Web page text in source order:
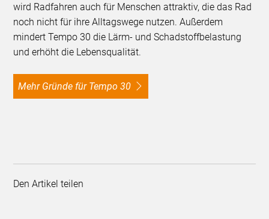
wird Radfahren auch für Menschen attraktiv, die das Rad
noch nicht für ihre Alltagswege nutzen. Außerdem
mindert Tempo 30 die Lärm- und Schadstoffbelastung
und erhöht die Lebensqualität.
Mehr Gründe für Tempo 30
Den Artikel teilen